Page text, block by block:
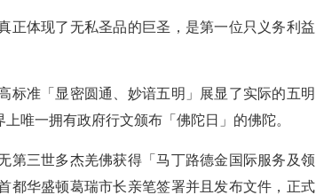
正体现了无私圣品的巨圣，是第一位只义务利益
标准「显密圆通、妙谙五明」展显了实际的五明
唯一拥有政府行文颁布「佛陀日」的佛陀。
第三世多杰羌佛获得「马丁路德金国际服务及领
都华盛顿葛瑞市长亲笔签署并且发布文件，正式